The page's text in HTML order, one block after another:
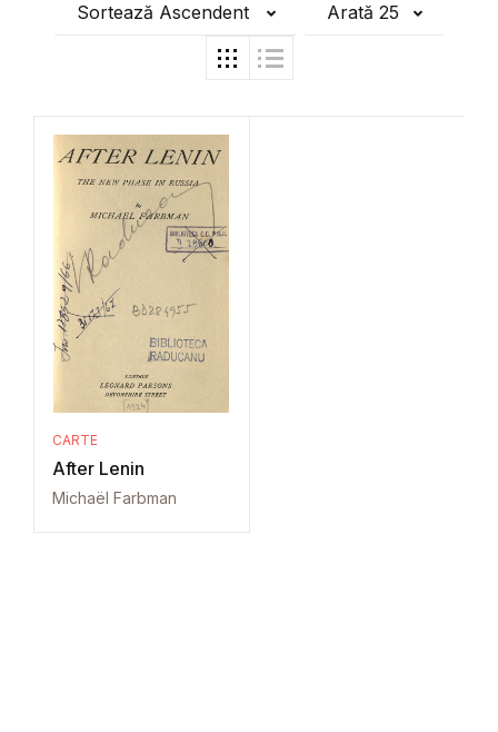
Sortează Ascendent Arată 25
CARTE
After Lenin
Michaël Farbman